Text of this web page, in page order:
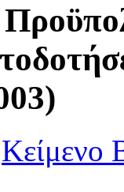
Κείμενο